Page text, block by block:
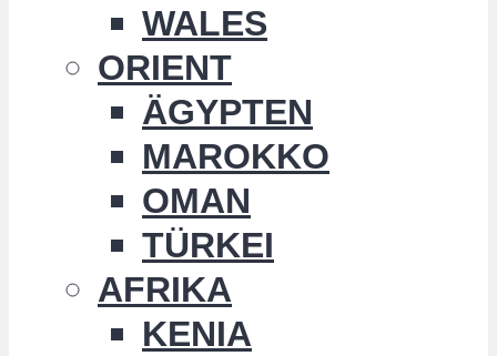
WALES
ORIENT
ÄGYPTEN
MAROKKO
OMAN
TÜRKEI
AFRIKA
KENIA